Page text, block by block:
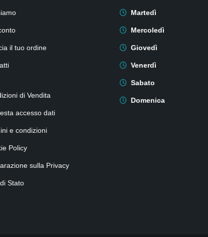
il tuo ordine
di Vendita
accesso dati
e condizioni
Policy
sulla Privacy
Stato
Martedì
Mercoledì
Giovedì
Venerdì
Sabato
Domenica